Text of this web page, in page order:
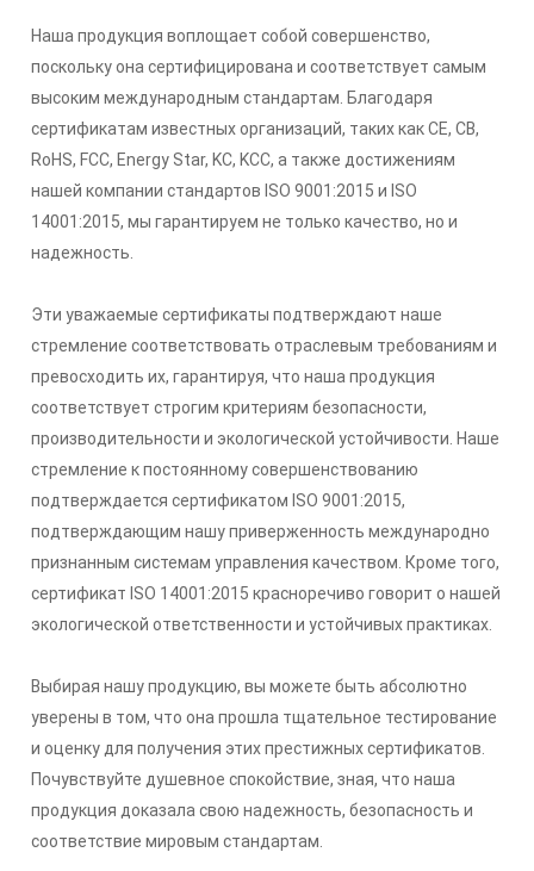
Наша продукция воплощает собой совершенство,
поскольку она сертифицирована и соответствует самым
высоким международным стандартам. Благодаря
сертификатам известных организаций, таких как CE, CB,
RoHS, FCC, Energy Star, KC, KCC, а также достижениям
нашей компании стандартов ISO 9001:2015 и ISO
14001:2015, мы гарантируем не только качество, но и
надежность.
Эти уважаемые сертификаты подтверждают наше
стремление соответствовать отраслевым требованиям и
превосходить их, гарантируя, что наша продукция
соответствует строгим критериям безопасности,
производительности и экологической устойчивости. Наше
стремление к постоянному совершенствованию
подтверждается сертификатом ISO 9001:2015,
подтверждающим нашу приверженность международно
признанным системам управления качеством. Кроме того,
сертификат ISO 14001:2015 красноречиво говорит о нашей
экологической ответственности и устойчивых практиках.
Выбирая нашу продукцию, вы можете быть абсолютно
уверены в том, что она прошла тщательное тестирование
и оценку для получения этих престижных сертификатов.
Почувствуйте душевное спокойствие, зная, что наша
продукция доказала свою надежность, безопасность и
соответствие мировым стандартам.